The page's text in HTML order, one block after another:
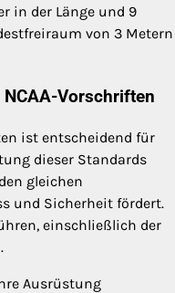
in der Länge und 9
von 3 Metern
NCAA-Vorschriften
ist entscheidend für
dieser Standards
gleichen
und Sicherheit fördert.
einschließlich der
Ausrüstung